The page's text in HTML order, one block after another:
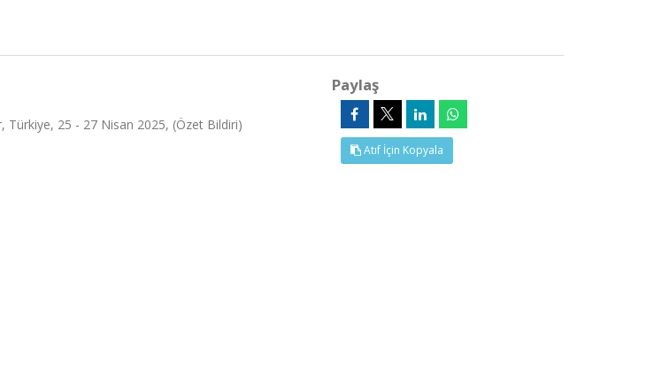
Türkiye, 25 - 27 Nisan 2025, (Özet Bildiri)
Paylaş
Atıf İçin Kopyala